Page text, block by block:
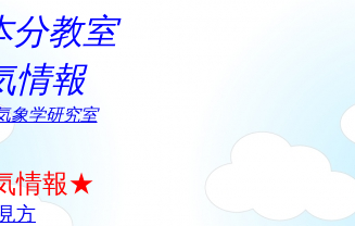
分教室
情報
象学研究室
情報★
方